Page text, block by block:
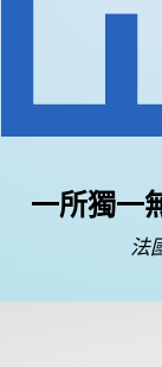
一所獨一
法